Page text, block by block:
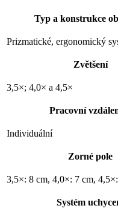
Typ a konstrukce
Prizmatické, ergonomický
Zvětšení
3,5×; 4,0× a 4,5×
Pracovní
Individuální
Zorné pole
3,5×: 8 cm, 4,0×: 7 cm,
Systém